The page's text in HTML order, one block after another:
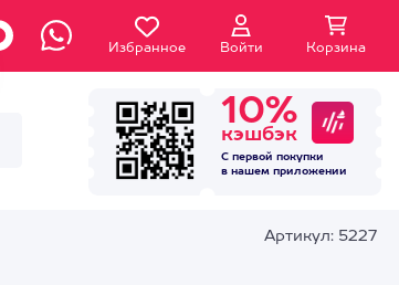
Избранное Войти Корзина
10%
кэшбэк
С первой покупки
в нашем приложении
Артикул: 5227